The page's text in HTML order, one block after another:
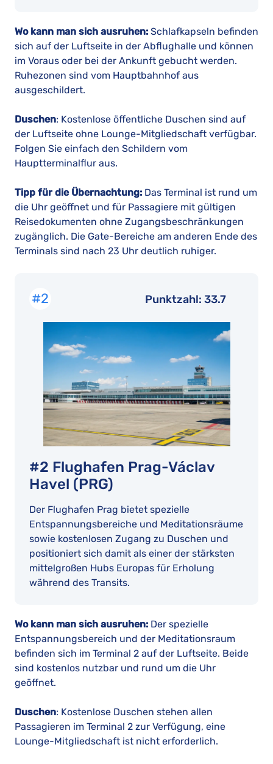
Wo kann man sich ausruhen: Schlafkapseln befinden
sich auf der Luftseite in der Abflughalle und können
im Voraus oder bei der Ankunft gebucht werden.
Ruhezonen sind vom Hauptbahnhof aus
ausgeschildert.
Duschen: Kostenlose öffentliche Duschen sind auf
der Luftseite ohne Lounge-Mitgliedschaft verfügbar.
Folgen Sie einfach den Schildern vom
Hauptterminalflur aus.
Tipp für die Übernachtung: Das Terminal ist rund um
die Uhr geöffnet und für Passagiere mit gültigen
Reisedokumenten ohne Zugangsbeschränkungen
zugänglich. Die Gate-Bereiche am anderen Ende des
Terminals sind nach 23 Uhr deutlich ruhiger.
#2
#2 Flughafen Prag-Václav
Havel (PRG)
Der Flughafen Prag bietet spezielle
Entspannungsbereiche und Meditationsräume
sowie kostenlosen Zugang zu Duschen und
positioniert sich damit als einer der stärksten
mittelgroßen Hubs Europas für Erholung
während des Transits.
Punktzahl: 33.7
Wo kann man sich ausruhen: Der spezielle
Entspannungsbereich und der Meditationsraum
befinden sich im Terminal 2 auf der Luftseite. Beide
sind kostenlos nutzbar und rund um die Uhr
geöffnet.
Duschen: Kostenlose Duschen stehen allen
Passagieren im Terminal 2 zur Verfügung, eine
Lounge-Mitgliedschaft ist nicht erforderlich.